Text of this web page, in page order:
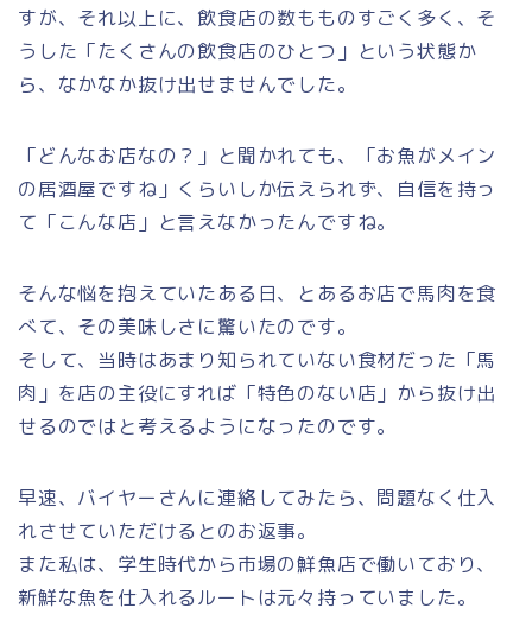
すが、それ以上に、飲食店の数もものすごく多く、そ
うした「たくさんの飲食店のひとつ」という状態か
ら、なかなか抜け出せませんでした。
「どんなお店なの？」と聞かれても、「お魚がメイン
の居酒屋ですね」くらいしか伝えられず、自信を持っ
て「こんな店」と言えなかったんですね。
そんな悩を抱えていたある日、とあるお店で馬肉を食
べて、その美味しさに驚いたのです。
そして、当時はあまり知られていない食材だった「馬
肉」を店の主役にすれば「特色のない店」から抜け出
せるのではと考えるようになったのです。
早速、バイヤーさんに連絡してみたら、問題なく仕入
れさせていただけるとのお返事。
また私は、学生時代から市場の鮮魚店で働いており、
新鮮な魚を仕入れるルートは元々持っていました。